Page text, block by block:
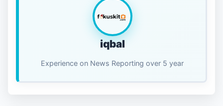
iqbal
Experience on News Reporting over 5 year